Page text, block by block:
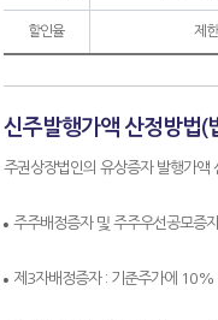
할인율 제
신주발행가액 산정방
주권상장법인의 유상증자 발행가액
주주배정증자 및 주주우선공모증
제3자배정증자 : 기준주가에 10%